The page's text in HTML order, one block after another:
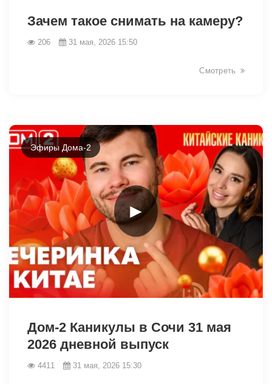
Зачем такое снимать на камеру?
206 31 мая, 2026 15:50
Смотреть
►
Эфиры Дома-2
Дом-2 Каникулы в Сочи 31 мая
2026 дневной выпуск
4411 31 мая, 2026 15:30